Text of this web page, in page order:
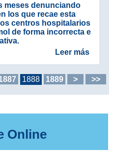
meses denunciando
los que recae esta
centros hospitalarios
de forma incorrecta e
Leer más
1888 1889 > >>
Online